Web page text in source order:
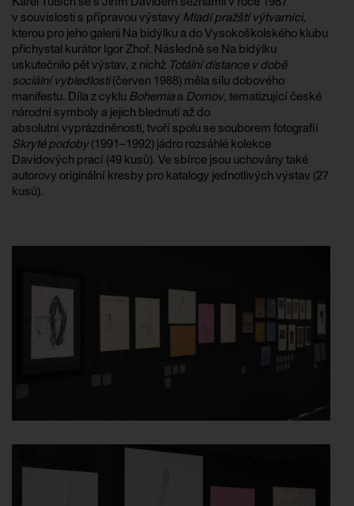
v souvislosti s přípravou výstavy Mladí pražští výtvarníci,
kterou pro jeho galerii Na bidýlku a do Vysokoškolského klubu
přichystal kurátor Igor Zhoř. Následně se Na bidýlku
uskutečnilo pět výstav, z nichž Totální distance v době
sociální vybledlosti(červen 1988) měla sílu dobového
manifestu. Díla z cyklu Bohemiaa Domov, tematizující české
národní symboly a jejich blednutí až do
absolutní vyprázdněnosti, tvoří spolu se souborem fotografií
Skryté podoby(1991–1992) jádro rozsáhlé kolekce
Davidových prací (49 kusů). Ve sbírce jsou uchovány také
autorovy originální kresby pro katalogy jednotlivých výstav (27
kusů).